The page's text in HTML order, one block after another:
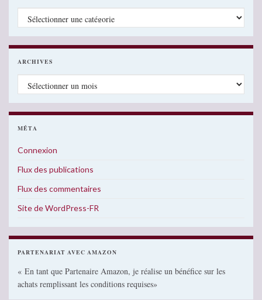
Catégories
ARCHIVES
Archives
MÉTA
Connexion
Flux des publications
Flux des commentaires
Site de WordPress-FR
PARTENARIAT AVEC AMAZON
« En tant que Partenaire Amazon, je réalise un bénéfice sur les
achats remplissant les conditions requises»